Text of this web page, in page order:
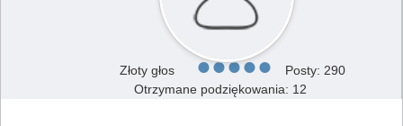
Złoty głos
Posty: 290
Otrzymane podziękowania: 12